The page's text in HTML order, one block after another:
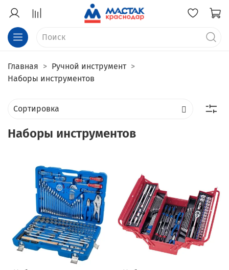
Главная
Ручной инструмент
Наборы инструментов
Наборы инструментов